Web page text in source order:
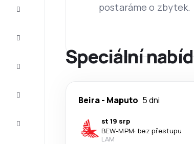
postaráme o zbytek.
Speciální
Beira- Maputo 5 dni
st 19 srp
BEW-MPM· bez přestupu
LAM